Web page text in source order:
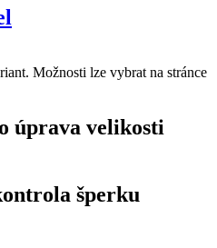
Možnosti lze vybrat na stránce
úprava velikosti
šperku